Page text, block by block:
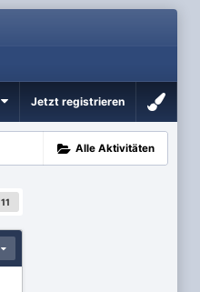
Jetzt registrieren
Alle Aktivitäten
11